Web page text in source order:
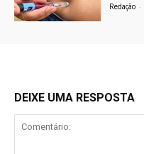
Redação -
DEIXE UMA RESPOSTA